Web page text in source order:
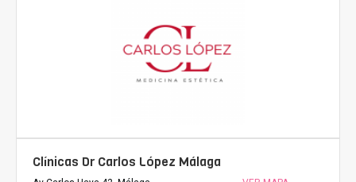
Clínicas Dr Carlos López Málaga